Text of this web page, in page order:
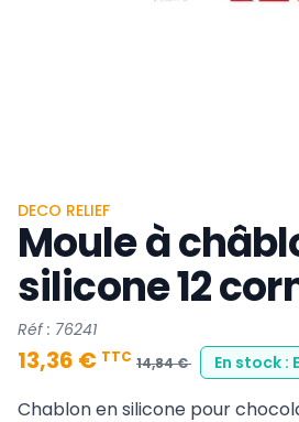
DECO RELIEF
Moule à
silicone 12
Réf : 76241
13,36 € TTC 14,84 € En stock :
Chablon en silicone pour